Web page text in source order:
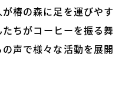
椿の森に足を運びやす
ちがコーヒーを振る舞
声で様々な活動を展開